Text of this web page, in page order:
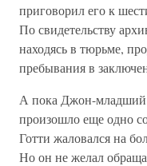
приговорил его к
По свидетельству
находясь в тюрьме,
пребывания в
А пока Джон-младший
произошло еще одно
Готти жаловался на
Но он не желал